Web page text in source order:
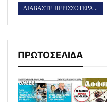
ΔΙΑΒΑΣΤΕ ΠΕΡΙΣΣΟΤΕΡΑ...
ΠΡΩΤΟΣΕΛΙΔΑ